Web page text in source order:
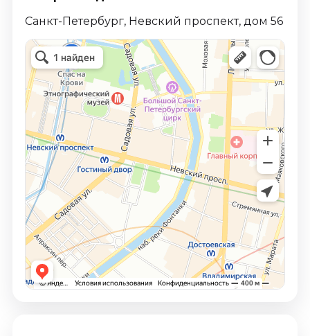
Санкт-Петербург, Невский проспект, дом 56